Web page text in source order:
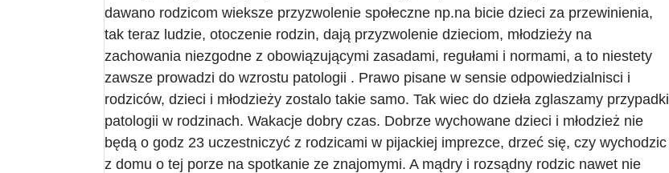
dawano rodzicom wieksze przyzwolenie społeczne np.na bicie dzieci za przewinienia,
tak teraz ludzie, otoczenie rodzin, dają przyzwolenie dzieciom, młodzieży na
zachowania niezgodne z obowiązującymi zasadami, regułami i normami, a to niestety
zawsze prowadzi do wzrostu patologii . Prawo pisane w sensie odpowiedzialnisci i
rodziców, dzieci i młodzieży zostalo takie samo. Tak wiec do dzieła zglaszamy przypadki
patologii w rodzinach. Wakacje dobry czas. Dobrze wychowane dzieci i młodzież nie
będą o godz 23 uczestniczyć z rodzicami w pijackiej imprezce, drzeć się, czy wychodzic
z domu o tej porze na spotkanie ze znajomymi. A mądry i rozsądny rodzic nawet nie